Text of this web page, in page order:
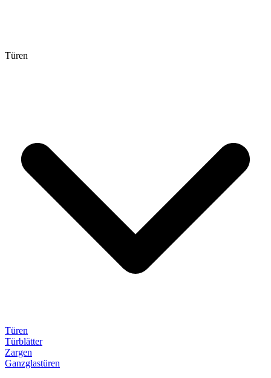
Türen
Türen
Türblätter
Zargen
Ganzglastüren